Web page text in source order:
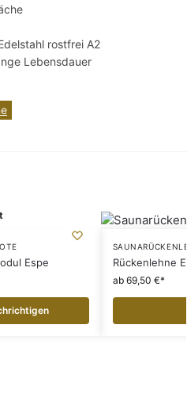
rostfrei A2
Lebensdauer
Espe Rückenlehne
ab 69,50 €